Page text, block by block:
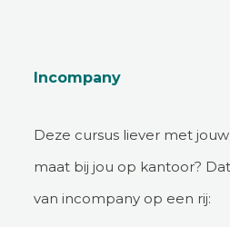
Incompany
Deze cursus liever met
maat bij jou op kantoor?
van incompany op een rij: